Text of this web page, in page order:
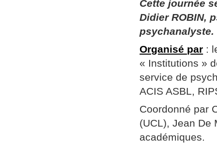
Cette journée
Didier ROBIN,
psychanalyste.
Organisé par :
« Institutions »
service de
ACIS ASBL,
Coordonné par
(UCL), Jean De
académiques.